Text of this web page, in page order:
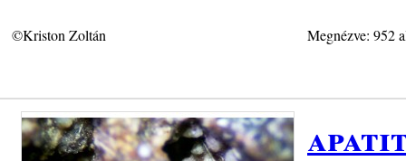
©Kriston Zoltán Megnézve: 952